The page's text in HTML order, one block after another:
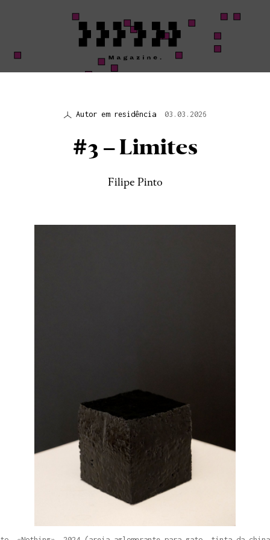
Ensaio Visual
DO
DISTURB:
THE GROUND
SWAM TO THE
SURFACE
Autor em residência 03.03.2026
#3 – Limites
Filipe Pinto